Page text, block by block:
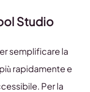
Studio
semplificare la
rapidamente e
Per la